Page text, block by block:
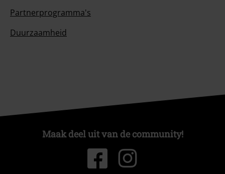
Partnerprogramma's
Duurzaamheid
Maak deel uit van de community!